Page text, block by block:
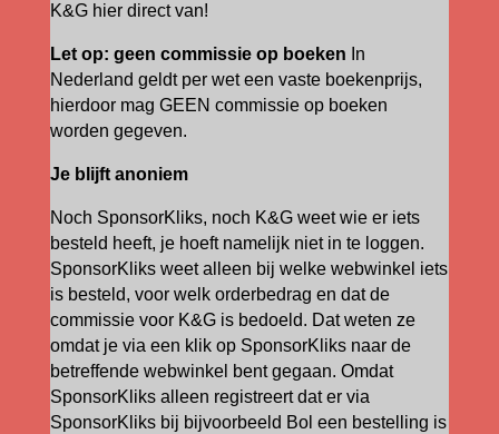
K&G hier direct van!
Let op: geen commissie op boeken In
Nederland geldt per wet een vaste boekenprijs,
hierdoor mag GEEN commissie op boeken
worden gegeven.
Je blijft anoniem
Noch SponsorKliks, noch K&G weet wie er iets
besteld heeft, je hoeft namelijk niet in te loggen.
SponsorKliks weet alleen bij welke webwinkel iets
is besteld, voor welk orderbedrag en dat de
commissie voor K&G is bedoeld. Dat weten ze
omdat je via een klik op SponsorKliks naar de
betreffende webwinkel bent gegaan. Omdat
SponsorKliks alleen registreert dat er via
SponsorKliks bij bijvoorbeeld Bol een bestelling is